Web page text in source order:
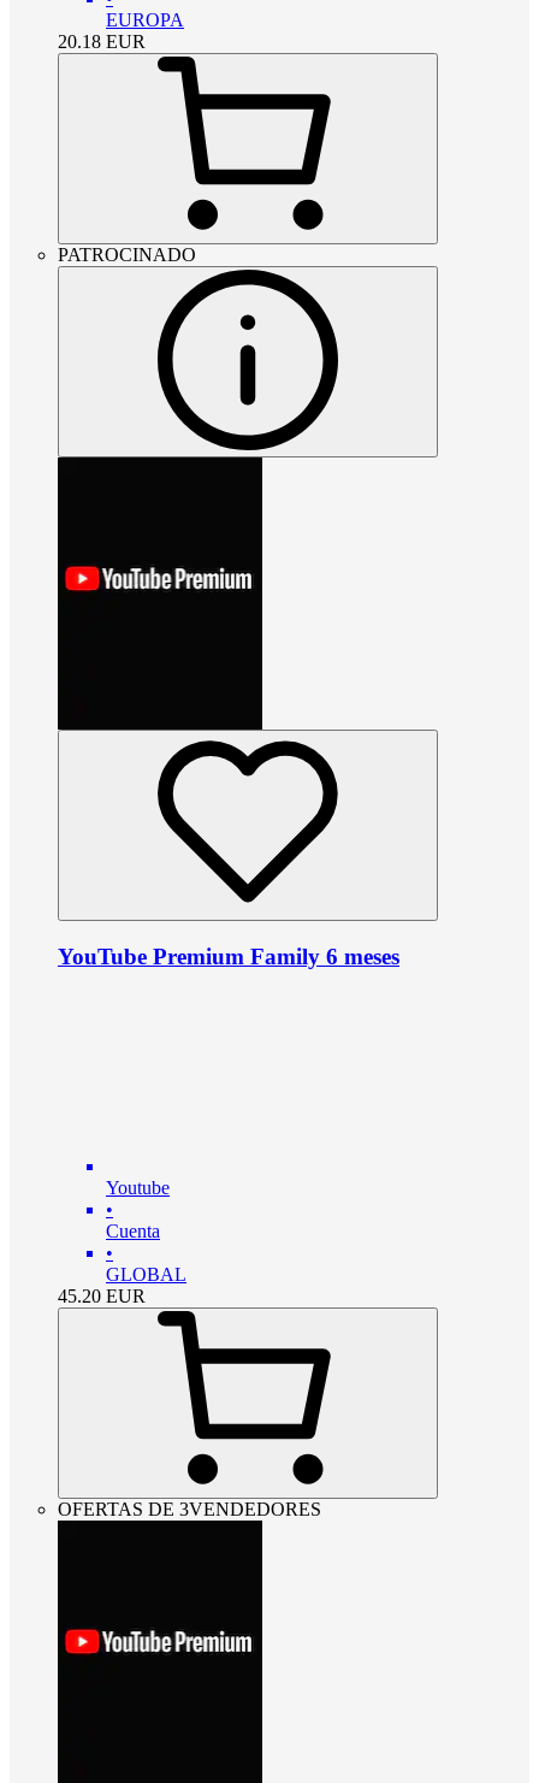
EUROPA
20.18 EUR
PATROCINADO
YouTube Premium Family 6 meses
Youtube
•
Cuenta
•
GLOBAL
45.20 EUR
OFERTAS DE 3VENDEDORES